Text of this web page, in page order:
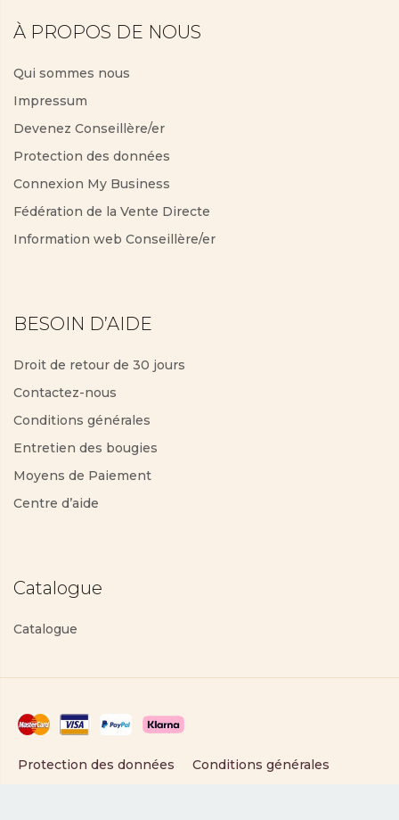
À PROPOS DE NOUS
Qui sommes nous
Impressum
Devenez Conseillère/er
Protection des données
Connexion My Business
Fédération de la Vente Directe
Information web Conseillère/er
BESOIN D’AIDE
Droit de retour de 30 jours
Contactez-nous
Conditions générales
Entretien des bougies
Moyens de Paiement
Centre d’aide
Catalogue
Catalogue
Protection des données Conditions générales